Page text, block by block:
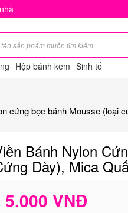
Hộp bánh kem Sinh tố
cứng bọc bánh Mousse (loại
Bánh Nylon
Dày), Mica
5.000 VNĐ